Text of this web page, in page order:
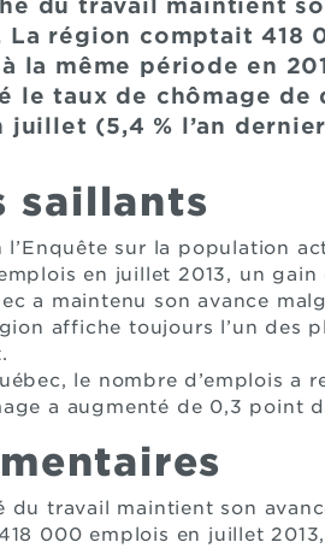
du travail maintient
La région comptait
la même période en
le taux de chômage
juillet (5,4 % l’an
saillants
l’Enquête sur la population
en juillet 2013, un
a maintenu son avance
affiche toujours l’un des
le nombre d’emplois a
a augmenté de 0,3 point
du travail maintient son
000 emplois en juillet